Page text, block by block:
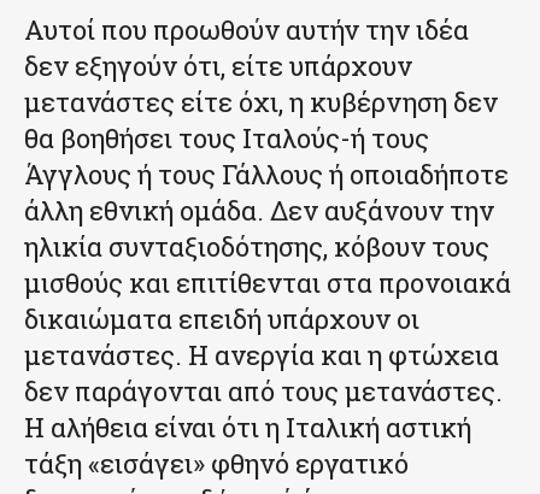
Αυτοί που προωθούν αυτήν την ιδέα
δεν εξηγούν ότι, είτε υπάρχουν
μετανάστες είτε όχι, η κυβέρνηση δεν
θα βοηθήσει τους Ιταλούς-ή τους
Άγγλους ή τους Γάλλους ή οποιαδήποτε
άλλη εθνική ομάδα. Δεν αυξάνουν την
ηλικία συνταξιοδότησης, κόβουν τους
μισθούς και επιτίθενται στα προνοιακά
δικαιώματα επειδή υπάρχουν οι
μετανάστες. Η ανεργία και η φτώχεια
δεν παράγονται από τους μετανάστες.
Η αλήθεια είναι ότι η Ιταλική αστική
τάξη «εισάγει» φθηνό εργατικό